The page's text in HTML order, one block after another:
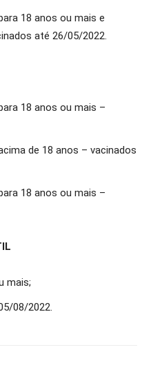
18 anos ou mais e
até 26/05/2022.
18 anos ou mais –
de 18 anos – vacinados
18 anos ou mais –
mais;
08/2022.